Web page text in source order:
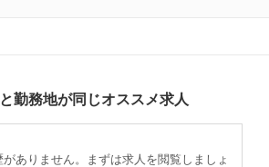
勤務地が同じオススメ求人
がありません。まずは求人を閲覧しましょ